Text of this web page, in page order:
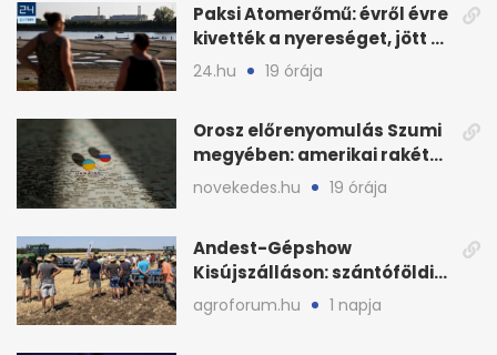
Paksi Atomerőmű: évről évre
kivették a nyereséget, jött a
baj
24.hu 19 órája
Orosz előrenyomulás Szumi
megyében: amerikai rakéták
is zsákmányként
novekedes.hu 19 órája
Andest-Gépshow
Kisújszálláson: szántóföldi
bemutató 2026. augusztus
12-én
agroforum.hu 1 napja